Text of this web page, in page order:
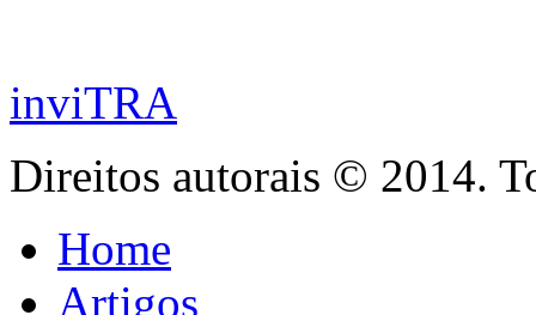
inviTRA
Direitos autorais © 2014.
Home
Artigos